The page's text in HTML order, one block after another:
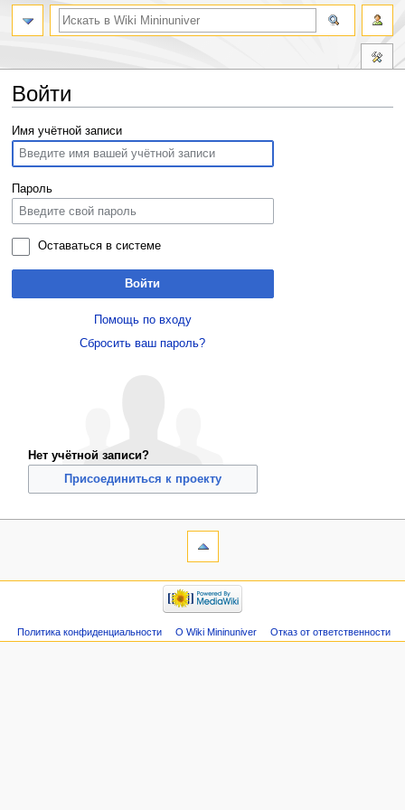
Войти
Перейти
навигации
Перейти
поиску
Имя учётной записи
Пароль
Оставаться в системе
Войти
Помощь по входу
Сбросить ваш пароль?
Нет учётной записи?
Присоединиться к проекту
Политика конфиденциальности О Wiki Mininuniver Отказ от ответственности